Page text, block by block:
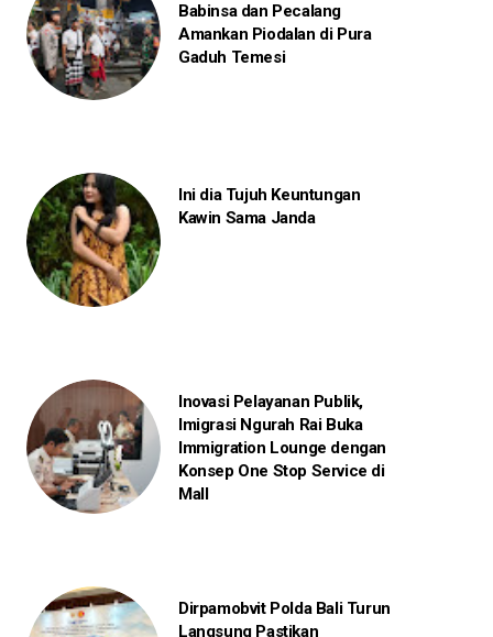
Babinsa dan Pecalang
Amankan Piodalan di Pura
Gaduh Temesi
Ini dia Tujuh Keuntungan
Kawin Sama Janda
Inovasi Pelayanan Publik,
Imigrasi Ngurah Rai Buka
Immigration Lounge dengan
Konsep One Stop Service di
Mall
Dirpamobvit Polda Bali Turun
Langsung Pastikan